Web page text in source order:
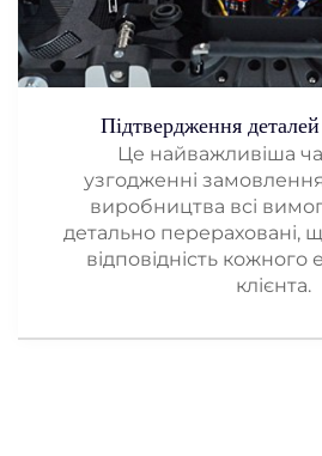
Підтвердження
Це найважливіша
узгодженні
виробництва всі
детально перераховані,
відповідність
клієнта.